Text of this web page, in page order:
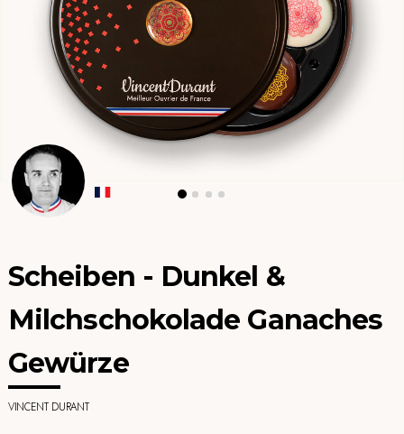
Scheiben - Dunkel &
Milchschokolade Ganaches
Gewürze
VINCENT DURANT